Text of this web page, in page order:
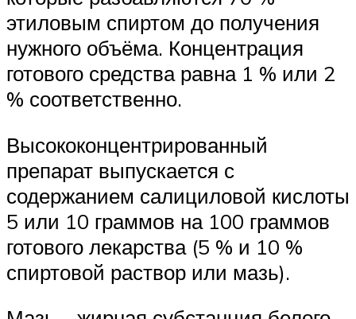
этиловым спиртом до получения
нужного объёма. Концентрация
готового средства равна 1 % или 2
% соответственно.
Высококонцентрированный
препарат выпускается с
содержанием салициловой кислоты
5 или 10 граммов на 100 граммов
готового лекарства (5 % и 10 %
спиртовой раствор или мазь).